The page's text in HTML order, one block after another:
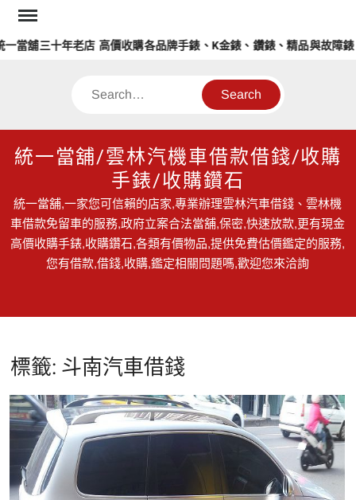
Skip
content
當舖三十年老店 高價收購各品牌手錶、K金錶、鑽錶、精品與故障錶
Search
統一當舖/雲林汽機車借款借錢/收購
手錶/收購鑽石
統一當舖,一家您可信賴的店家,專業辦理雲林汽車借錢、雲林機
車借款免留車的服務,政府立案合法當舖,保密,快速放款,更有現金
高價收購手錶,收購鑽石,各類有價物品,提供免費估價鑑定的服務,
您有借款,借錢,收購,鑑定相關問題嗎,歡迎您來洽詢
標籤: 斗南汽車借錢